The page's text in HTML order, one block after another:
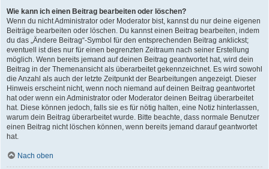
Wie kann ich einen Beitrag bearbeiten oder löschen?
Wenn du nicht Administrator oder Moderator bist, kannst du nur deine eigenen
Beiträge bearbeiten oder löschen. Du kannst einen Beitrag bearbeiten, indem
du das „Ändere Beitrag“-Symbol für den entsprechenden Beitrag anklickst;
eventuell ist dies nur für einen begrenzten Zeitraum nach seiner Erstellung
möglich. Wenn bereits jemand auf deinen Beitrag geantwortet hat, wird dein
Beitrag in der Themenansicht als überarbeitet gekennzeichnet. Es wird sowohl
die Anzahl als auch der letzte Zeitpunkt der Bearbeitungen angezeigt. Dieser
Hinweis erscheint nicht, wenn noch niemand auf deinen Beitrag geantwortet
hat oder wenn ein Administrator oder Moderator deinen Beitrag überarbeitet
hat. Diese können jedoch, falls sie es für nötig halten, eine Notiz hinterlassen,
warum dein Beitrag überarbeitet wurde. Bitte beachte, dass normale Benutzer
einen Beitrag nicht löschen können, wenn bereits jemand darauf geantwortet
hat.
Nach oben